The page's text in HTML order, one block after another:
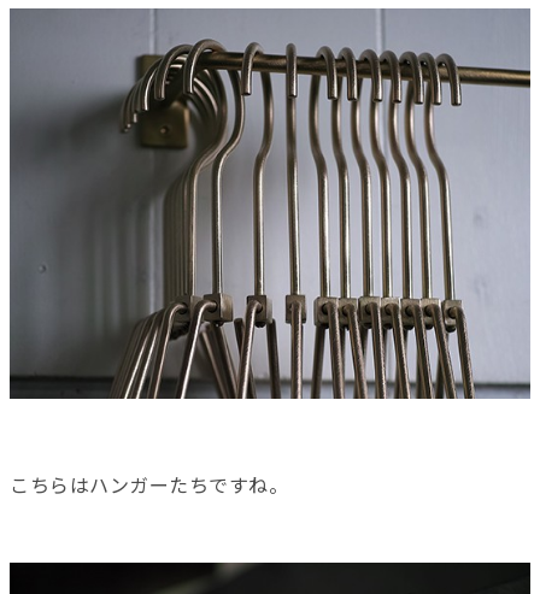
こちらはハンガーたちですね。